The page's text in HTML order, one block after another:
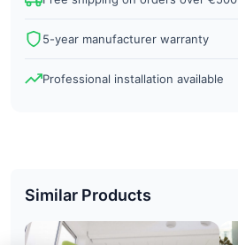
5-year manufacturer warranty
Professional installation available
Similar Products